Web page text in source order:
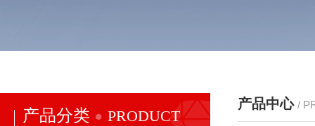
产品分类 PRODUCT
产品中心 /